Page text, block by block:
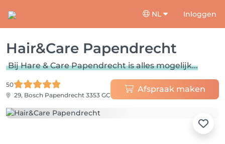
NL Inloggen
Hair&Care Papendrecht
Bij Hare & Care Papendrecht is alles mogelijk...
50
29, Bosch Papendrecht 3353 GC
Afspraak maken